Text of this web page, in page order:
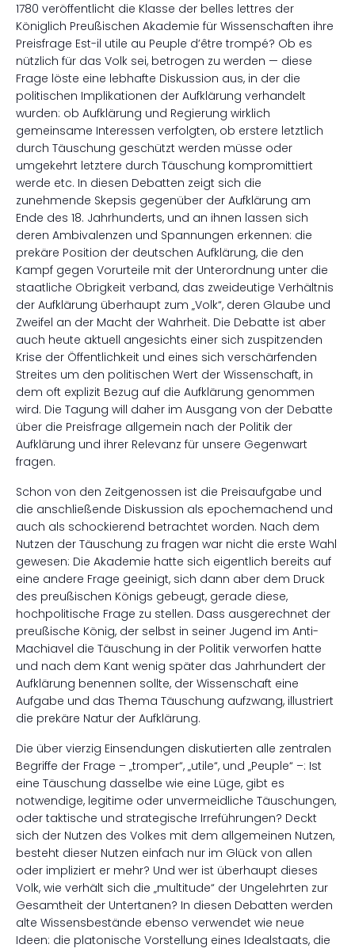
1780 veröffentlicht die Klasse der belles lettres der
Königlich Preußischen Akademie für Wissenschaften ihre
Preisfrage Est-il utile au Peuple d’être trompé? Ob es
nützlich für das Volk sei, betrogen zu werden — diese
Frage löste eine lebhafte Diskussion aus, in der die
politischen Implikationen der Aufklärung verhandelt
wurden: ob Aufklärung und Regierung wirklich
gemeinsame Interessen verfolgten, ob erstere letztlich
durch Täuschung geschützt werden müsse oder
umgekehrt letztere durch Täuschung kompromittiert
werde etc. In diesen Debatten zeigt sich die
zunehmende Skepsis gegenüber der Aufklärung am
Ende des 18. Jahrhunderts, und an ihnen lassen sich
deren Ambivalenzen und Spannungen erkennen: die
prekäre Position der deutschen Aufklärung, die den
Kampf gegen Vorurteile mit der Unterordnung unter die
staatliche Obrigkeit verband, das zweideutige Verhältnis
der Aufklärung überhaupt zum „Volk“, deren Glaube und
Zweifel an der Macht der Wahrheit. Die Debatte ist aber
auch heute aktuell angesichts einer sich zuspitzenden
Krise der Öffentlichkeit und eines sich verschärfenden
Streites um den politischen Wert der Wissenschaft, in
dem oft explizit Bezug auf die Aufklärung genommen
wird. Die Tagung will daher im Ausgang von der Debatte
über die Preisfrage allgemein nach der Politik der
Aufklärung und ihrer Relevanz für unsere Gegenwart
fragen.
Schon von den Zeitgenossen ist die Preisaufgabe und
die anschließende Diskussion als epochemachend und
auch als schockierend betrachtet worden. Nach dem
Nutzen der Täuschung zu fragen war nicht die erste Wahl
gewesen: Die Akademie hatte sich eigentlich bereits auf
eine andere Frage geeinigt, sich dann aber dem Druck
des preußischen Königs gebeugt, gerade diese,
hochpolitische Frage zu stellen. Dass ausgerechnet der
preußische König, der selbst in seiner Jugend im Anti-
Machiavel die Täuschung in der Politik verworfen hatte
und nach dem Kant wenig später das Jahrhundert der
Aufklärung benennen sollte, der Wissenschaft eine
Aufgabe und das Thema Täuschung aufzwang, illustriert
die prekäre Natur der Aufklärung.
Die über vierzig Einsendungen diskutierten alle zentralen
Begriffe der Frage – „tromper“, „utile“, und „Peuple“ –: Ist
eine Täuschung dasselbe wie eine Lüge, gibt es
notwendige, legitime oder unvermeidliche Täuschungen,
oder taktische und strategische Irreführungen? Deckt
sich der Nutzen des Volkes mit dem allgemeinen Nutzen,
besteht dieser Nutzen einfach nur im Glück von allen
oder impliziert er mehr? Und wer ist überhaupt dieses
Volk, wie verhält sich die „multitude“ der Ungelehrten zur
Gesamtheit der Untertanen? In diesen Debatten werden
alte Wissensbestände ebenso verwendet wie neue
Ideen: die platonische Vorstellung eines Idealstaats, die